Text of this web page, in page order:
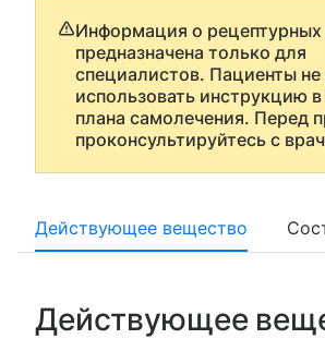
Информация о рецептурных
предназначена только для
специалистов. Пациенты
использовать инструкцию в
плана самолечения. Перед
проконсультируйтесь с
Действующее вещество
Действующее